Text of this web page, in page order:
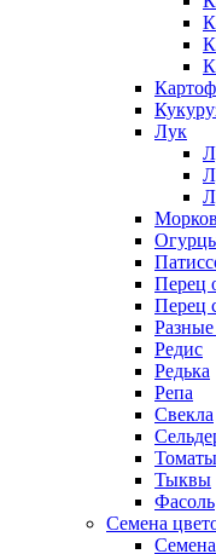
Лук
Перец
Перец
Редис
Редька
Репа
Свекла
Тыквы
Фасоль
Семена